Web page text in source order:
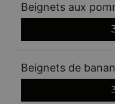
Beignets aux
Beignets de